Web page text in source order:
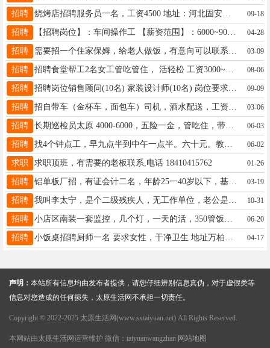
招聘 烧烤店招聘服务员一名，工资4500 地址：河北固安育才北路1982烧烤店 联系方式：13716499030（下午五点以后打电话） 09-18
招聘 【招聘岗位】：车间操作工 【薪资范围】：6000~9000元/月，熟练手一月可达1万以上 【福利待遇】：住宿：免费4人间宿舍，每人都是下铺，提供饭补，每月20号打入饭卡，食堂每天一日三餐均可提供，缴纳五险一金，中夜班补助，每年享有免费体检，还有节日福利等多项福利，保障完善。 【岗位要求】：身体健康，能适应车间工作强度，服从车间管理和工作安排。 【工作内容】：操作简单设备，工作内容简单易上手，无需任何相关工作经验，新手可快速适应。 【参观及面试】 公司每周一、周三组织新员工上午进厂参观，下午面 04-28
招聘 03-09
招聘 08-06
招聘 招聘岗位销售顾问(10名) 家装设计师(10名) 岗位要求 具备一定销售经验,沟通能力强工作态度积极,品行端正,执行力及抗压能力强,勇于挑战高 薪薪资待遇底薪+高提成5000-10000 公司地址杏花岭区富力城(富安东街南巷) 电话15513631281 09-09
招聘 03-06
招聘 长期巡检员太原 4000-6000，五险一金，管吃住，带薪假等；根据个人住址。19080116901企微同步 无费用 06-03
招聘 06-02
求职 求职顶班，有需要的老板联系,电话 18410415762 01-26
招聘 铝单板厂招，有证会计二名，年龄25一40岁以下，基本工资面谈，微信18735136999夏，阳曲镇黄花园村铝单板工厂 03-19
招聘 10-31
招聘 06-20
招聘 04-17
声明： 本站所有信息均由发布者提供，请您仔细辨别信息真伪，对于虚假类等
信息对您造成的任何损失，太原生活网不承担一切责任。
Copyright © 2022-2025 太原生活网(www.sxtaiyuan.net) All Rights Reserved.
本网站由太原生活网 运营维护 微信：taiyuanwangzhan 网站地图